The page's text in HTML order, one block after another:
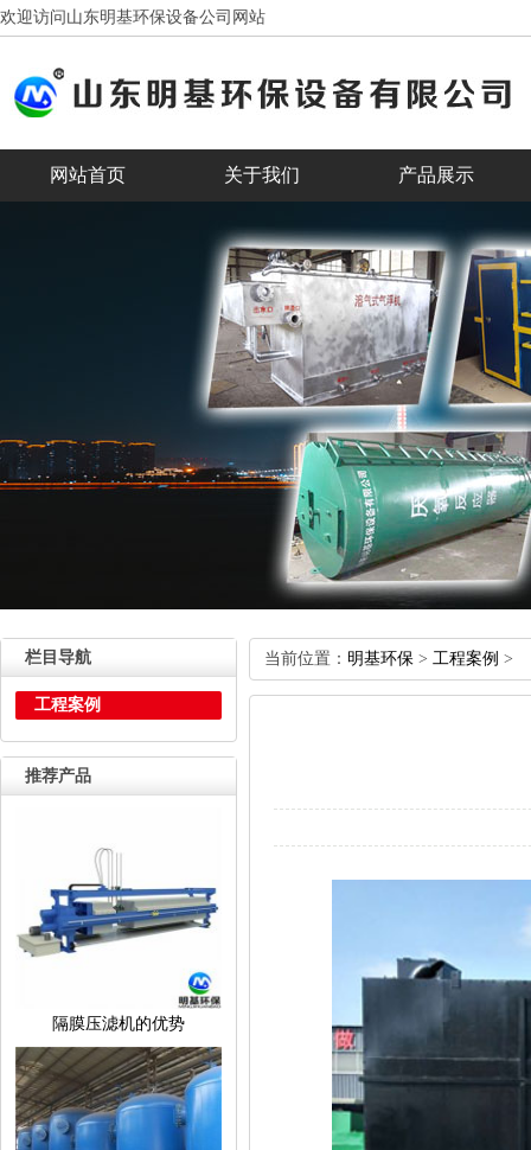
欢迎访问山东明基环保设备公司网站
网站首页 关于我们 产品展示
合作客户
栏目导航
工程案例
推荐产品
隔膜压滤机的优势
当前位置： 明基环保 > 工程案例 >